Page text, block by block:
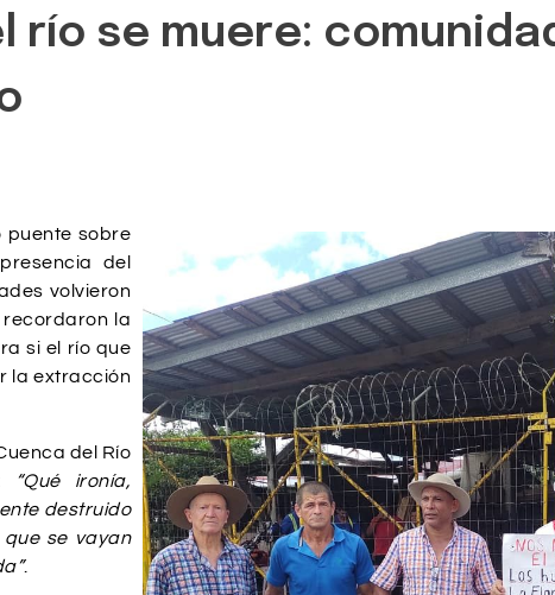
río se muere:
puente sobre
del
volvieron
recordaron la
si el río que
la extracción
del Río
“Qué ironía,
destruido
se vayan
.